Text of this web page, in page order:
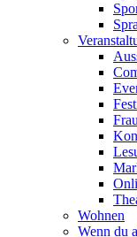
Wohnen
Wenn du